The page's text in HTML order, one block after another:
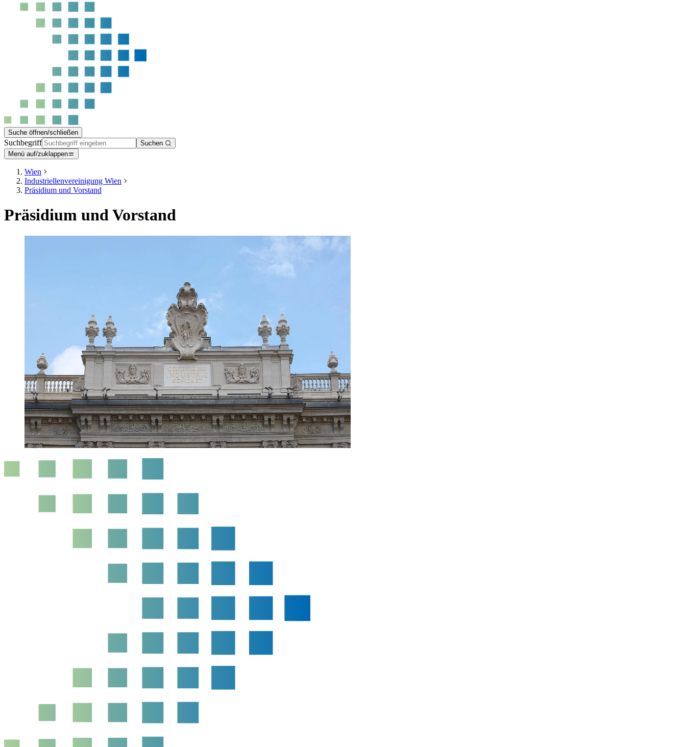
Suche öffnen/schließen
Suchbegriff
Suchen
Menü auf/zuklappen
Wien
Industriellenvereinigung Wien
Präsidium und Vorstand
Präsidium und Vorstand